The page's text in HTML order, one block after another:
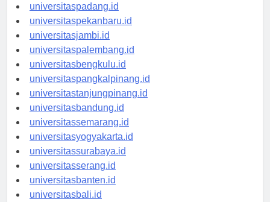
universitaspadang.id
universitaspekanbaru.id
universitasjambi.id
universitaspalembang.id
universitasbengkulu.id
universitaspangkalpinang.id
universitastanjungpinang.id
universitasbandung.id
universitassemarang.id
universitasyogyakarta.id
universitassurabaya.id
universitasserang.id
universitasbanten.id
universitasbali.id